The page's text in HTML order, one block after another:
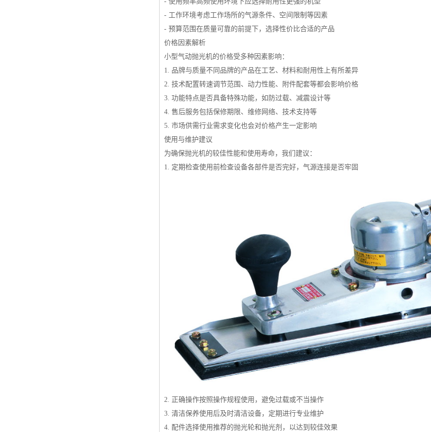
- 工作环境考虑工作场所的气源条件、空间限制等因素
- 预算范围在质量可靠的前提下，选择性价比合适的产品
价格因素解析
小型气动抛光机的价格受多种因素影响：
1. 品牌与质量不同品牌的产品在工艺、材料和耐用性上有所差异
2. 技术配置转速调节范围、动力性能、附件配套等都会影响价格
3. 功能特点是否具备特殊功能，如防过载、减震设计等
4. 售后服务包括保修期限、维修网络、技术支持等
5. 市场供需行业需求变化也会对价格产生一定影响
使用与维护建议
为确保抛光机的较佳性能和使用寿命，我们建议：
1. 定期检查使用前检查设备各部件是否完好，气源连接是否牢固
2. 正确操作按照操作规程使用，避免过载或不当操作
3. 清洁保养使用后及时清洁设备，定期进行专业维护
4. 配件选择使用推荐的抛光轮和抛光剂，以达到较佳效果